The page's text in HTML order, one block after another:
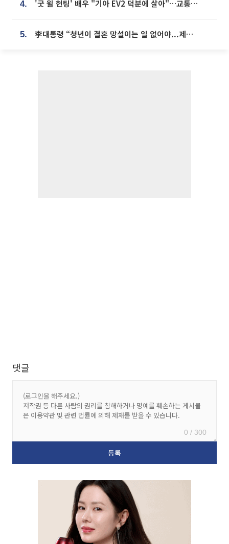
4. '굿 윌 헌팅' 배우 "기아 EV2 덕분에 살아"…교통사고 후 안전성 극찬
5. 李대통령 “청년이 결혼 망설이는 일 없어야...제도상 불이익 조사”
댓글
0 / 300